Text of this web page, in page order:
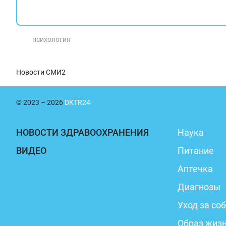
психология
Новости СМИ2
© 2023 – 2026 DKTR24
НОВОСТИ ЗДРАВООХРАНЕНИЯ
ВИДЕО
Наука
Питание
Аптечка
Диагнозы
Уход за
Образ